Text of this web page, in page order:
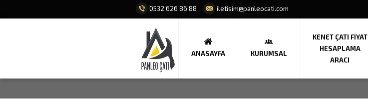
0532 626 86 88 iletisim@panleocati.com
ANASAYFA KURUMSAL
KENET ÇATI FIYAT
HESAPLAMA
ARACI